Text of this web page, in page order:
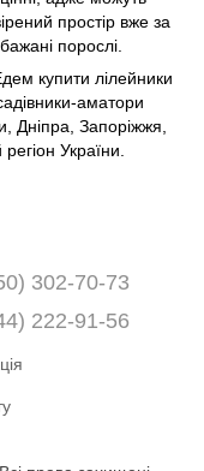
простір вже за
порослі.
купити лілейники
аматори
Дніпра, Запоріжжя,
України.
302-70-73
222-91-56